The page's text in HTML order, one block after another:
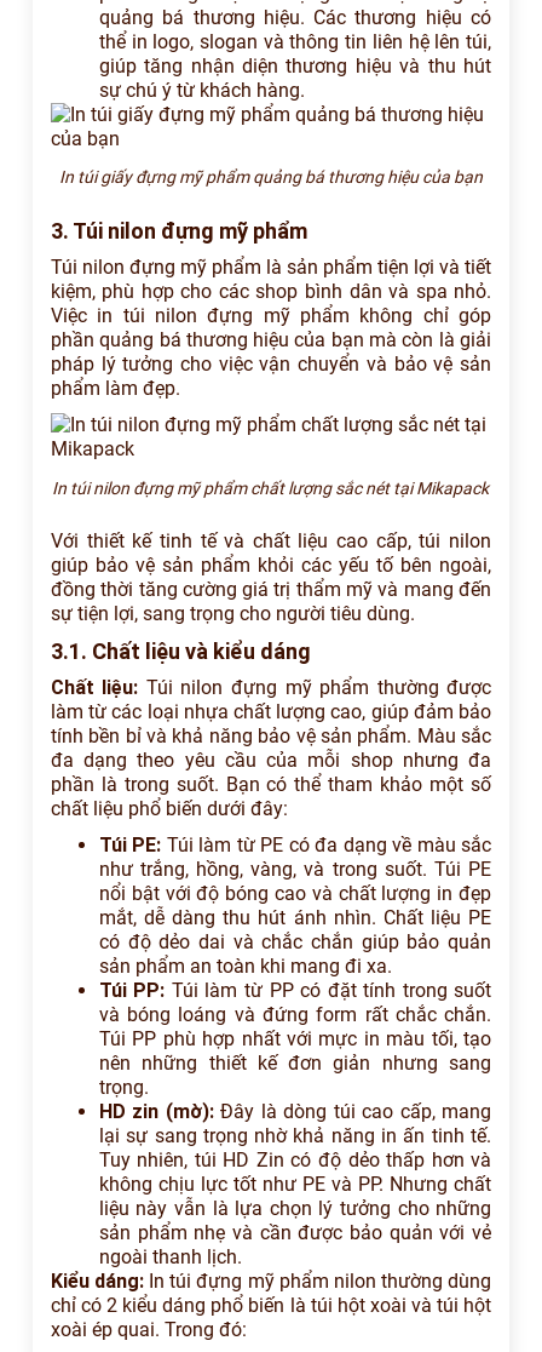
quảng bá thương hiệu. Các thương hiệu có
thể in logo, slogan và thông tin liên hệ lên túi,
giúp tăng nhận diện thương hiệu và thu hút
sự chú ý từ khách hàng.
In túi giấy đựng mỹ phẩm quảng bá thương hiệu của bạn
3. Túi nilon đựng mỹ phẩm
Túi nilon đựng mỹ phẩm là sản phẩm tiện lợi và tiết
kiệm, phù hợp cho các shop bình dân và spa nhỏ.
Việc in túi nilon đựng mỹ phẩm không chỉ góp
phần quảng bá thương hiệu của bạn mà còn là giải
pháp lý tưởng cho việc vận chuyển và bảo vệ sản
phẩm làm đẹp.
In túi nilon đựng mỹ phẩm chất lượng sắc nét tại Mikapack
Với thiết kế tinh tế và chất liệu cao cấp, túi nilon
giúp bảo vệ sản phẩm khỏi các yếu tố bên ngoài,
đồng thời tăng cường giá trị thẩm mỹ và mang đến
sự tiện lợi, sang trọng cho người tiêu dùng.
3.1. Chất liệu và kiểu dáng
Chất liệu: Túi nilon đựng mỹ phẩm thường được
làm từ các loại nhựa chất lượng cao, giúp đảm bảo
tính bền bỉ và khả năng bảo vệ sản phẩm. Màu sắc
đa dạng theo yêu cầu của mỗi shop nhưng đa
phần là trong suốt. Bạn có thể tham khảo một số
chất liệu phổ biến dưới đây:
Túi PE: Túi làm từ PE có đa dạng về màu sắc
như trắng, hồng, vàng, và trong suốt. Túi PE
nổi bật với độ bóng cao và chất lượng in đẹp
mắt, dễ dàng thu hút ánh nhìn. Chất liệu PE
có độ dẻo dai và chắc chắn giúp bảo quản
sản phẩm an toàn khi mang đi xa.
Túi PP: Túi làm từ PP có đặt tính trong suốt
và bóng loáng và đứng form rất chắc chắn.
Túi PP phù hợp nhất với mực in màu tối, tạo
nên những thiết kế đơn giản nhưng sang
trọng.
HD zin (mờ):Đây là dòng túi cao cấp, mang
lại sự sang trọng nhờ khả năng in ấn tinh tế.
Tuy nhiên, túi HD Zin có độ dẻo thấp hơn và
không chịu lực tốt như PE và PP. Nhưng chất
liệu này vẫn là lựa chọn lý tưởng cho những
sản phẩm nhẹ và cần được bảo quản với vẻ
ngoài thanh lịch.
Kiểu dáng: In túi đựng mỹ phẩm nilon thường dùng
chỉ có 2 kiểu dáng phổ biến là túi hột xoài và túi hột
xoài ép quai. Trong đó: